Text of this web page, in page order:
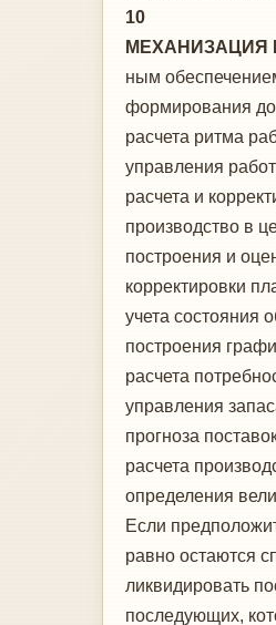
10
МЕХАНИЗАЦИЯ
ным
формирования
расчета ритма
управления
расчета и
производство в
построения и
корректировки
учета состояния
построения
расчета
управления
прогноза
расчета
определения
Если
равно остаются
ликвидировать
последующих,